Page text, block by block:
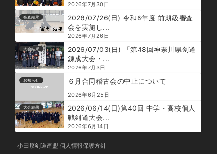
2026年7月30日
審査結果
2026/07/26(日) 令和8年度 前期級審査
会を実施し...
2026年7月26日
大会結果
2026/07/03(日) 「第48回神奈川県剣道
錬成大会・...
2026年7月3日
お知らせ ６月合同稽古会の中止について
2026年6月25日
大会結果
2026/06/14(日)第40回 中学・高校個人
戦剣道大会...
2026年6月14日
小田原剣道連盟 個人情報保護方針